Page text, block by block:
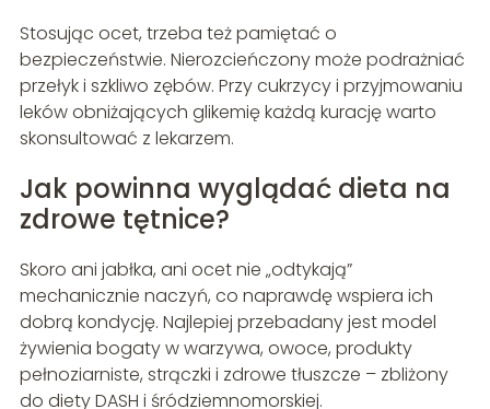
Stosując ocet, trzeba też pamiętać o
bezpieczeństwie. Nierozcieńczony może podrażniać
przełyk i szkliwo zębów. Przy cukrzycy i przyjmowaniu
leków obniżających glikemię każdą kurację warto
skonsultować z lekarzem.
Jak powinna wyglądać dieta na
zdrowe tętnice?
Skoro ani jabłka, ani ocet nie „odtykają”
mechanicznie naczyń, co naprawdę wspiera ich
dobrą kondycję. Najlepiej przebadany jest model
żywienia bogaty w warzywa, owoce, produkty
pełnoziarniste, strączki i zdrowe tłuszcze – zbliżony
do diety DASH i śródziemnomorskiej.